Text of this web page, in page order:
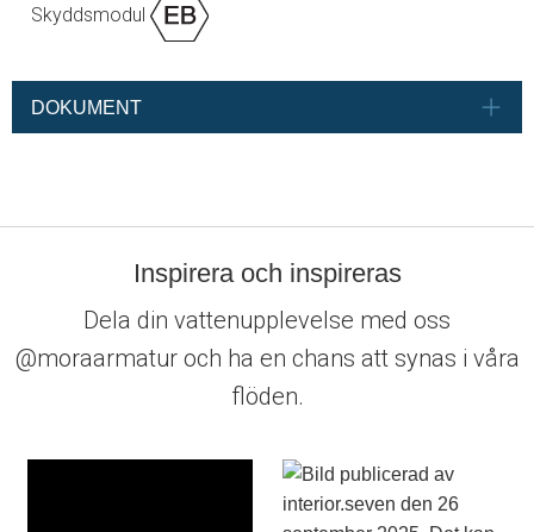
Skyddsmodul
DOKUMENT
Inspirera och inspireras
Dela din vattenupplevelse med oss
@moraarmatur och ha en chans att synas i våra
flöden.